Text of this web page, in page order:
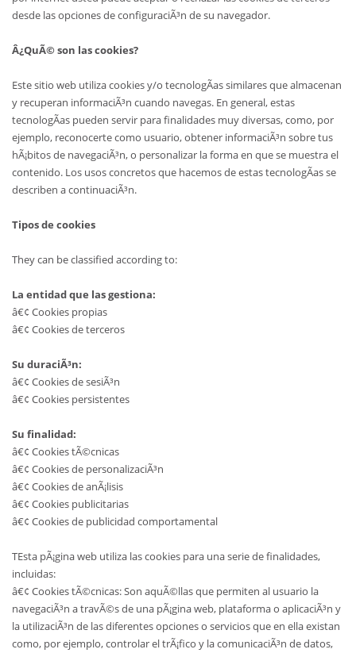
desde las opciones de configuraciÃ³n de su navegador.
Â¿QuÃ© son las cookies?
Este sitio web utiliza cookies y/o tecnologÃ­as similares que almacenan
y recuperan informaciÃ³n cuando navegas. En general, estas
tecnologÃ­as pueden servir para finalidades muy diversas, como, por
ejemplo, reconocerte como usuario, obtener informaciÃ³n sobre tus
hÃ¡bitos de navegaciÃ³n, o personalizar la forma en que se muestra el
contenido. Los usos concretos que hacemos de estas tecnologÃ­as se
describen a continuaciÃ³n.
Tipos de cookies
They can be classified according to:
La entidad que las gestiona:
â€¢ Cookies propias
â€¢ Cookies de terceros
Su duraciÃ³n:
â€¢ Cookies de sesiÃ³n
â€¢ Cookies persistentes
Su finalidad:
â€¢ Cookies tÃ©cnicas
â€¢ Cookies de personalizaciÃ³n
â€¢ Cookies de anÃ¡lisis
â€¢ Cookies publicitarias
â€¢ Cookies de publicidad comportamental
TEsta pÃ¡gina web utiliza las cookies para una serie de finalidades,
incluidas:
â€¢ Cookies tÃ©cnicas: Son aquÃ©llas que permiten al usuario la
navegaciÃ³n a travÃ©s de una pÃ¡gina web, plataforma o aplicaciÃ³n y
la utilizaciÃ³n de las diferentes opciones o servicios que en ella existan
como, por ejemplo, controlar el trÃ¡fico y la comunicaciÃ³n de datos,